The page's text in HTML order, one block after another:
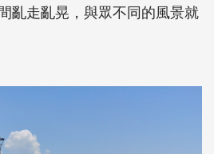
亂走亂晃，與眾不同的風景就